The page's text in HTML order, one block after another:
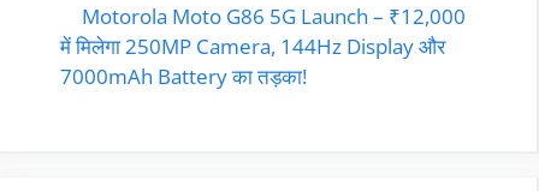
Motorola Moto G86 5G Launch – ₹12,000
में मिलेगा 250MP Camera, 144Hz Display और
7000mAh Battery का तड़का!